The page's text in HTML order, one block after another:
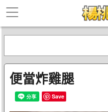
便當炸雞腿
Save